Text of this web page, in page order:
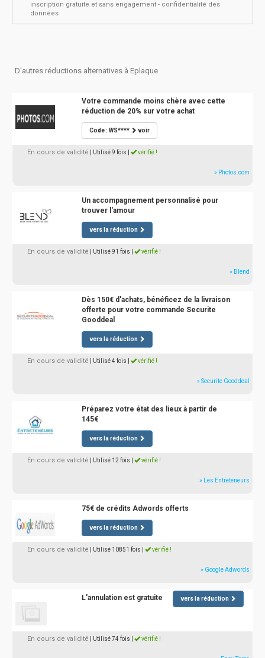
inscription gratuite et sans engagement - confidentialité des
données
D'autres réductions alternatives à Eplaque
Votre commande moins chère avec cette
réduction de 20% sur votre achat
Code : WS**** voir
En cours de validité | Utilisé 9 fois vérifié !
» Photos.com
Un accompagnement personnalisé pour
trouver l'amour
vers la réduction
En cours de validité | Utilisé 91 fois vérifié !
» Blend
Dès 150€ d'achats, bénéficez de la livraison
offerte pour votre commande Securite
Gooddeal
vers la réduction
En cours de validité | Utilisé 4 fois vérifié !
» Securite Gooddeal
Préparez votre état des lieux à partir de
145€
vers la réduction
En cours de validité | Utilisé 12 fois vérifié !
» Les Entreteneurs
75€ de crédits Adwords offerts
vers la réduction
En cours de validité | Utilisé 10851 fois vérifié !
» Google Adwords
L'annulation est gratuite vers la réduction
En cours de validité | Utilisé 74 fois vérifié !